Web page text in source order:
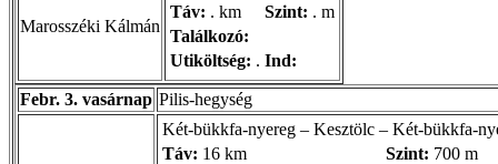
Marosszéki Kálmán
Táv: . km Szint: . m
Találkozó:
Utiköltség: . Ind:
Febr. 3. vasárnap Pilis-hegység
Két-bükkfa-nyereg – Kesztölc – Két-bükkfa-
Táv: 16 km Szint: 700 m